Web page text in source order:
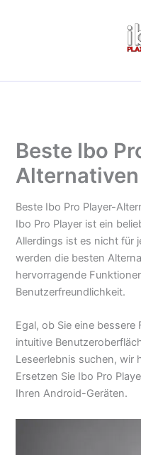
Beste Ibo
Beste Ibo Pro Player-
Ibo Pro Player ist ein
Allerdings ist es nicht für
werden die besten
hervorragende
Benutzerfreundlichkeit.
Egal, ob Sie eine
intuitive
Leseerlebnis suchen, wir
Ersetzen Sie Ibo Pro
Ihren Android-Geräten.